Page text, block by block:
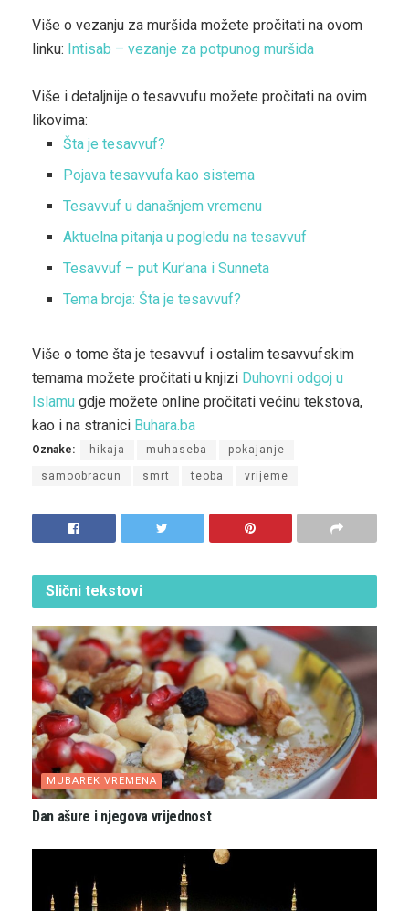
Više o vezanju za muršida možete pročitati na ovom
linku: Intisab – vezanje za potpunog muršida
Više i detaljnije o tesavvufu možete pročitati na ovim
likovima:
Šta je tesavvuf?
Pojava tesavvufa kao sistema
Tesavvuf u današnjem vremenu
Aktuelna pitanja u pogledu na tesavvuf
Tesavvuf – put Kur’ana i Sunneta
Tema broja: Šta je tesavvuf?
Više o tome šta je tesavvuf i ostalim tesavvufskim
temama možete pročitati u knjizi Duhovni odgoj u
Islamu gdje možete online pročitati većinu tekstova,
kao i na stranici Buhara.ba
Oznake: hikaja muhaseba pokajanje
samoobracun smrt teoba vrijeme
Slični tekstovi
MUBAREK VREMENA
Dan ašure i njegova vrijednost